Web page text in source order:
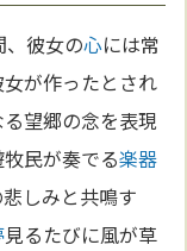
、彼女の心には常
が作ったとされ
望郷の念を表現
民が奏でる楽器
しみと共鳴す
見るたびに風が草